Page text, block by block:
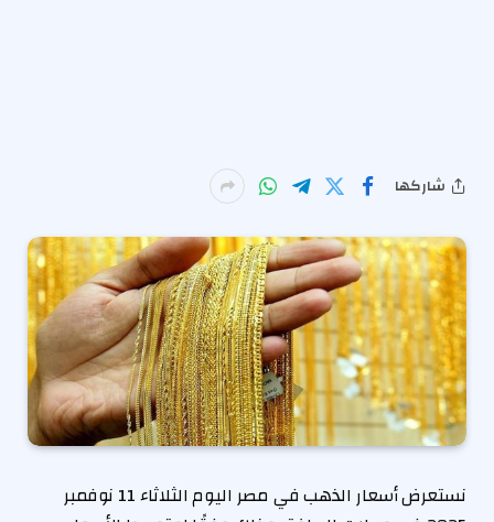
شاركها
نستعرض أسعار الذهب في مصر اليوم الثلاثاء 11 نوفمبر